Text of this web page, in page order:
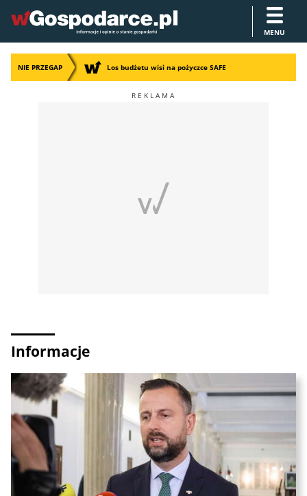
MENU
NIE PRZEGAP Los budżetu wisi na pożyczce SAFE
Informacje